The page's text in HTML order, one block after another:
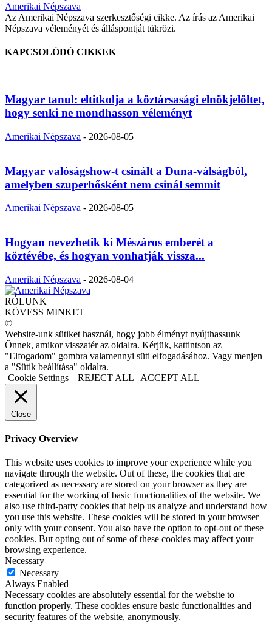
Amerikai Népszava
Az Amerikai Népszava szerkesztőségi cikke. Az írás az Amerikai
Népszava véleményét és álláspontját tükrözi.
KAPCSOLÓDÓ CIKKEK
Magyar tanul: eltitkolja a köztársasági elnökjelöltet,
hogy senki ne mondhasson véleményt
Amerikai Népszava - 2026-08-05
Magyar valóságshow-t csinált a Duna-válságból,
amelyben szuperhősként nem csinál semmit
Amerikai Népszava - 2026-08-05
Hogyan nevezhetik ki Mészáros emberét a
köztévébe, és hogyan vonhatják vissza...
Amerikai Népszava - 2026-08-04
RÓLUNK
KÖVESS MINKET
©
Website-unk sütiket használ, hogy jobb élményt nyújthassunk
Önnek, amikor visszatér az oldalra. Kérjük, kattintson az
"Elfogadom" gombra valamennyi süti elfogadásához. Vagy menjen
a "Sütik beállítása" oldalra.
Cookie Settings
REJECT ALL ACCEPT ALL
Close
Privacy Overview
This website uses cookies to improve your experience while you
navigate through the website. Out of these, the cookies that are
categorized as necessary are stored on your browser as they are
essential for the working of basic functionalities of the website. We
also use third-party cookies that help us analyze and understand how
you use this website. These cookies will be stored in your browser
only with your consent. You also have the option to opt-out of these
cookies. But opting out of some of these cookies may affect your
browsing experience.
Necessary
Necessary
Always Enabled
Necessary cookies are absolutely essential for the website to
function properly. These cookies ensure basic functionalities and
security features of the website, anonymously.